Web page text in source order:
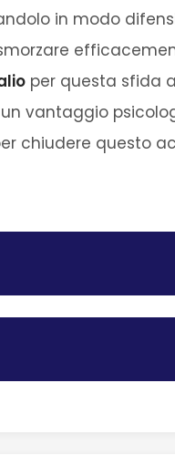
in modo
per questa sfida
vantaggio
chiudere questo